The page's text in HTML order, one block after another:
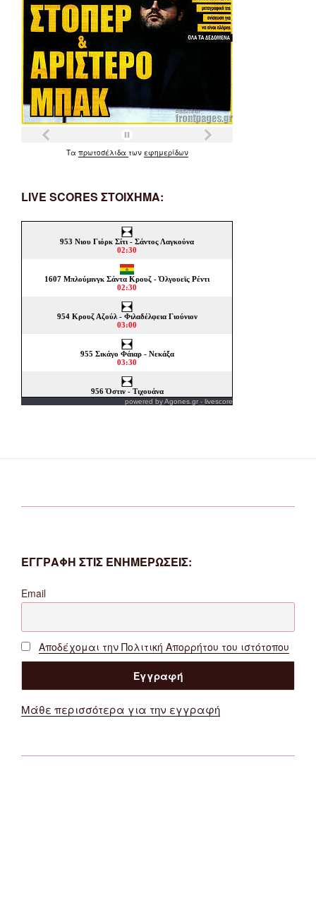
Τα πρωτοσέλιδα των εφημερίδων
LIVE SCORES ΣΤΟΙΧΗΜΑ:
powered byAgones.gr - livescore
ΕΓΓΡΑΦΗ ΣΤΙΣ ΕΝΗΜΕΡΩΣΕΙΣ:
Email
Αποδέχομαι την Πολιτική Απορρήτου του ιστότοπου
Μάθε περισσότερα για την εγγραφή